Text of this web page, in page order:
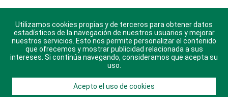
En pocas palabras
Escuchando al corazón
Economía Personal
Descarga nuestras aplicaciones para Android, iOS y
sistema Huawei.
Utilizamos cookies propias y de terceros para obtener datos
estadísticos de la navegación de nuestros usuarios y mejorar
nuestros servicios. Esto nos permite personalizar el contenido
que ofrecemos y mostrar publicidad relacionada a sus
intereses. Si continúa navegando, consideramos que acepta su
uso.
Acepto el uso de cookies